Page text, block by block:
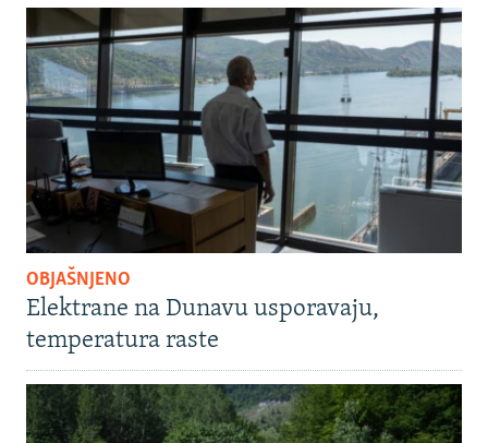
OBJAŠNJENO
Elektrane na Dunavu usporavaju,
temperatura raste